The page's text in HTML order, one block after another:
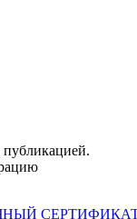
публикацией.